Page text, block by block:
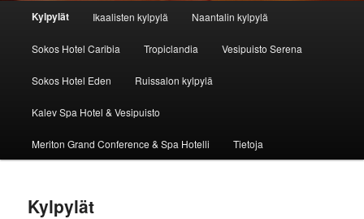
Päävalikko
Siirry sisältöön
Siirry toissijaiseen sisältöön
Kylpylät Ikaalisten kylpylä Naantalin kylpylä
Sokos Hotel Caribia Tropiclandia Vesipuisto Serena
Sokos Hotel Eden Ruissalon kylpylä
Kalev Spa Hotel & Vesipuisto
Meriton Grand Conference & Spa Hotelli Tietoja
Kylpylät